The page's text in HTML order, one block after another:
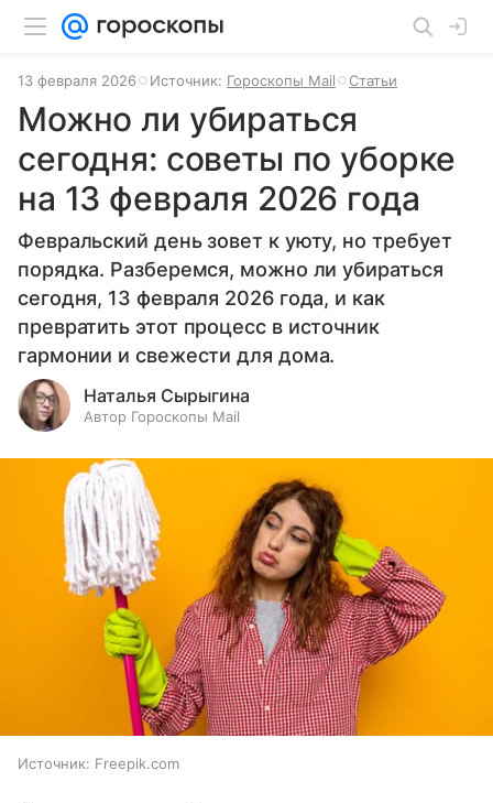
13 февраля 2026 Источник: Гороскопы Mail Статьи
Можно ли убираться
сегодня: советы по уборке
на 13 февраля 2026 года
Февральский день зовет к уюту, но требует
порядка. Разберемся, можно ли убираться
сегодня, 13 февраля 2026 года, и как
превратить этот процесс в источник
гармонии и свежести для дома.
Наталья Сырыгина
Автор Гороскопы Mail
Источник: Freepik.com